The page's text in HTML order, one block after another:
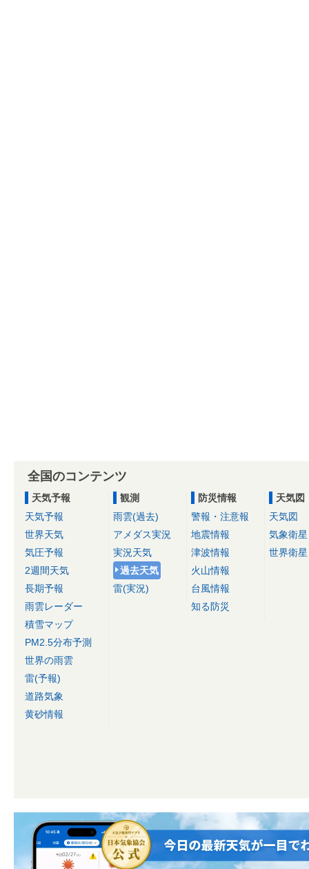
全国のコンテンツ
天気予報
天気予報
世界天気
気圧予報
2週間天気
長期予報
雨雲レーダー
積雪マップ
PM2.5分布予測
世界の雨雲
雷(予報)
道路気象
黄砂情報
観測
雨雲(過去)
アメダス実況
実況天気
過去天気
雷(実況)
防災情報
警報・注意報
地震情報
津波情報
火山情報
台風情報
知る防災
天気図
天気図
気象衛星
世界衛星